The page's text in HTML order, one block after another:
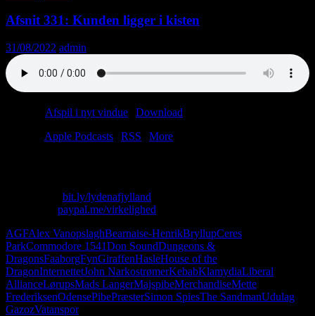
Afsnit 331: Kunden ligger i kisten
31/08/2022 admin
Afspil i nyt vindue Download
Apple Podcasts RSS
More
bit.ly/lydenafjylland
paypal.me/virkelighed
AGFAlex VanopslaghBearnaise-HenrikBryllupCeres
ParkCommodore 1541Don SoundDungeons &
DragonsFaaborgFynGiraffenHasleHouse of the
DragonInternettetJohn NarkostrømerKebabKlamydiaLiberal
AllianceLørupsMads LangerMajspibeMerchandiseMette
FrederiksenOdensePibePræsterSimon SpiesThe SandmanUdulag
GazozVatanspor